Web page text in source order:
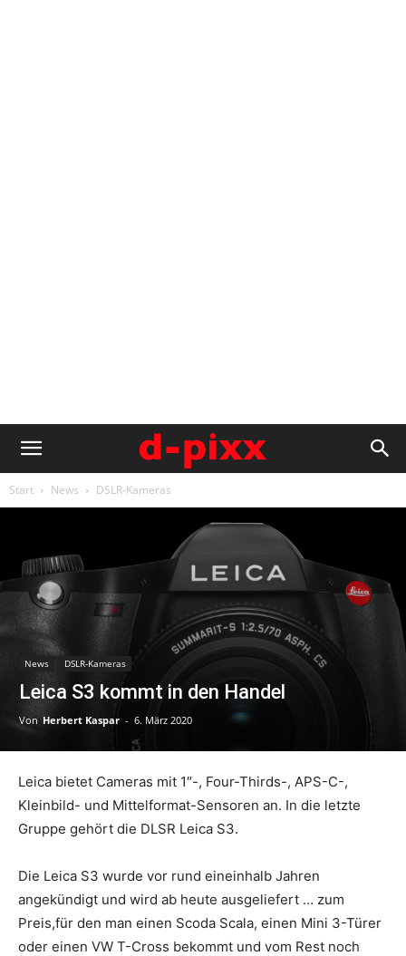
Start News DSLR-Kameras
News DSLR-Kameras
Leica S3 kommt in den Handel
Von Herbert Kaspar - 6. März 2020
Leica bietet Cameras mit 1″-, Four-Thirds-, APS-C-,
Kleinbild- und Mittelformat-Sensoren an. In die letzte
Gruppe gehört die DLSR Leica S3.
Die Leica S3 wurde vor rund eineinhalb Jahren
angekündigt und wird ab heute ausgeliefert … zum
Preis,für den man einen Scoda Scala, einen Mini 3-Türer
oder einen VW T-Cross bekommt und vom Rest noch